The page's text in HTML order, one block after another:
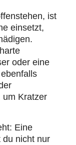
ist
einsetzt,
oder eine
um Kratzer
Eine
du nicht nur